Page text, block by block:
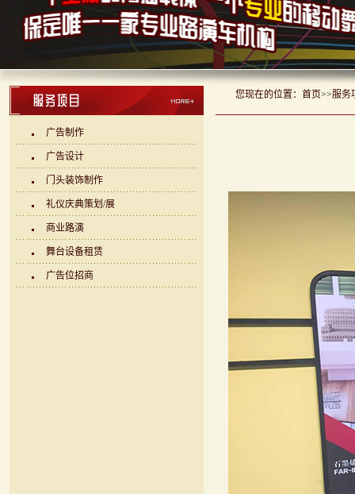
广告制作
广告设计
门头装饰制作
礼仪庆典策划/展
商业路演
舞台设备租赁
广告位招商
您现在的位置： 首页>>服务